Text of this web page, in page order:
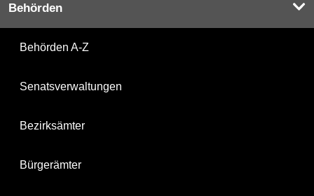
Behörden
Behörden A-Z
Senatsverwaltungen
Bezirksämter
Bürgerämter